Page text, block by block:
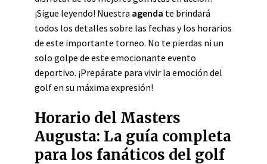
¡Sigue leyendo! Nuestra agenda te brindará
todos los detalles sobre las fechas y los horarios
de este importante torneo. No te pierdas ni un
solo golpe de este emocionante evento
deportivo. ¡Prepárate para vivir la emoción del
golf en su máxima expresión!
Horario del Masters
Augusta: La guía completa
para los fanáticos del golf